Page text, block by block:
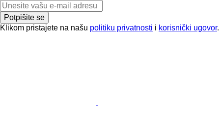
Potpišite se
Klikom pristajete na našu politiku privatnosti i korisnički ugovor.